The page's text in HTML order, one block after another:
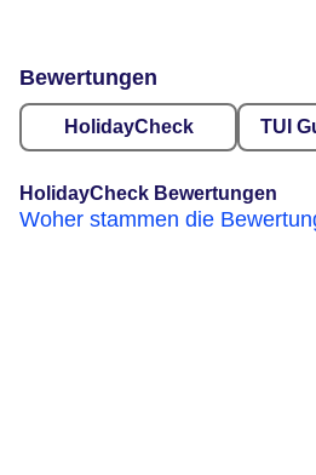
Bewertungen
HolidayCheck TUI
HolidayCheck Bewertungen
Woher stammen die